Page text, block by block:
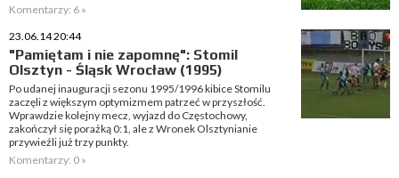
Komentarzy: 6 »
23.06.14 20:44
"Pamiętam i nie zapomnę": Stomil
Olsztyn - Śląsk Wrocław (1995)
Po udanej inauguracji sezonu 1995/1996 kibice Stomilu
zaczęli z większym optymizmem patrzeć w przyszłość.
Wprawdzie kolejny mecz, wyjazd do Częstochowy,
zakończył się porażką 0:1, ale z Wronek Olsztynianie
przywieźli już trzy punkty.
Komentarzy: 0 »